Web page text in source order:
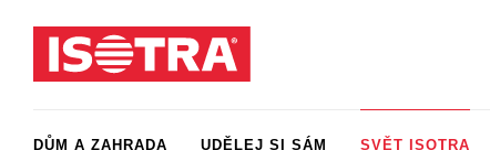
DŮM A ZAHRADA UDĚLEJ SI SÁM SVĚT ISOTRA